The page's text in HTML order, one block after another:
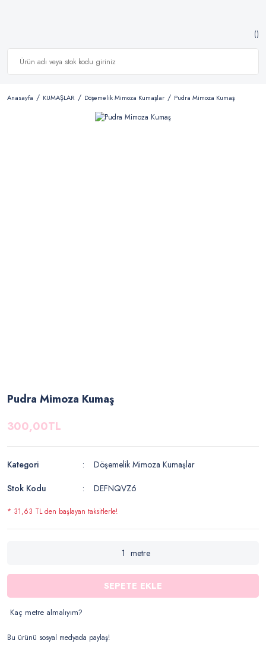
Anasayfa KUMAŞLAR Döşemelik Mimoza Kumaşlar Pudra Mimoza Kumaş
Pudra Mimoza Kumaş
300,00TL
Kategori
Döşemelik Mimoza Kumaşlar
Stok Kodu
DEFNQVZ6
* 31,63 TL den başlayan taksitlerle!
metre
SEPETE EKLE
Kaç metre almalıyım?
Bu ürünü sosyal medyada paylaş!